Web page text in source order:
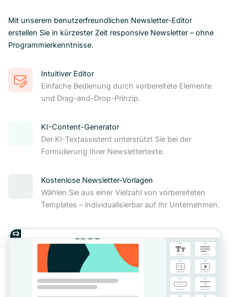
Mit unserem benutzerfreundlichen Newsletter-Editor
erstellen Sie in kürzester Zeit responsive Newsletter – ohne
Programmierkenntnisse.
Intuitiver Editor
Einfache Bedienung durch vorbereitete Elemente
und Drag-and-Drop-Prinzip.
KI-Content-Generator
Der KI-Textassistent unterstützt Sie bei der
Formulierung Ihrer Newslettertexte.
Kostenlose Newsletter-Vorlagen
Wählen Sie aus einer Vielzahl von vorbereiteten
Templates – individualisierbar auf Ihr Unternehmen.